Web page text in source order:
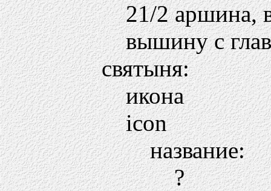
21/2 аршина,
вышину с
святыня:
икона
icon
название:
?